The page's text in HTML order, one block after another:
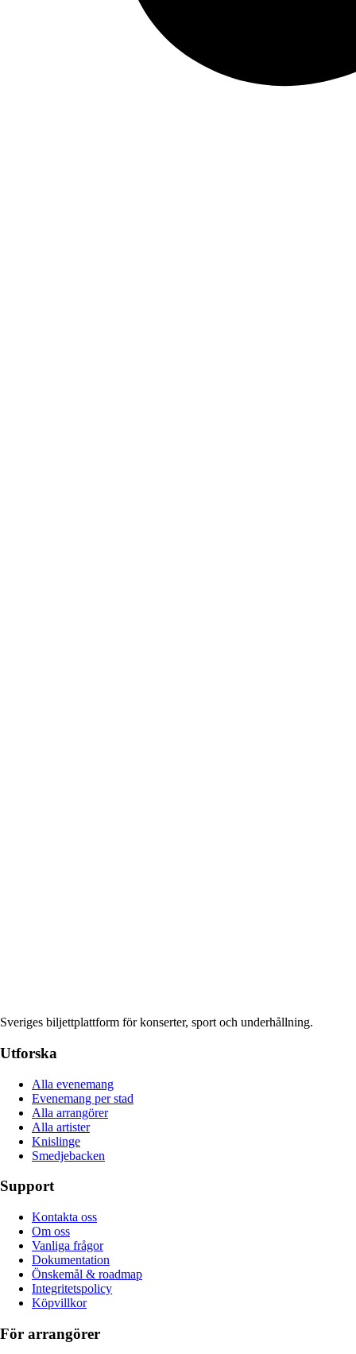
Sveriges biljettplattform för konserter, sport och underhållning.
Utforska
Alla evenemang
Evenemang per stad
Alla arrangörer
Alla artister
Knislinge
Smedjebacken
Support
Kontakta oss
Om oss
Vanliga frågor
Dokumentation
Önskemål & roadmap
Integritetspolicy
Köpvillkor
För arrangörer